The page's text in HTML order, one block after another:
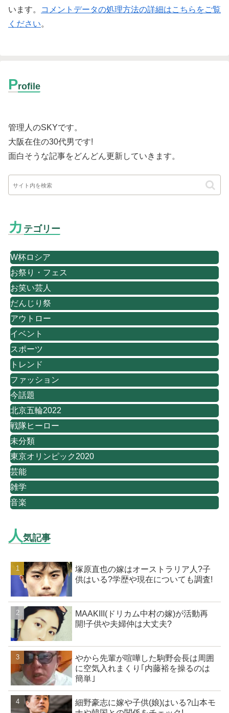
います。
コメントデータの処理方法の詳細はこちらをご覧
ください。
Profile
管理人のSKYです。
大阪在住の30代男です!
面白そうな記事をどんどん更新していきます。
カ テゴリー
W杯ロシア
お祭り・フェス
お笑い芸人
だんじり祭
アウトロー
イベント
スポーツ
トレンド
ファッション
今話題
北京五輪2022
戦隊ヒーロー
未分類
東京オリンピック2020
芸能
雑学
音楽
人気記事
塚原直也の嫁はオーストラリア人?子
供はいる?学歴や現在についても調査!
MAAKIII(ドリカム中村の嫁)が活動再
開!子供や夫婦仲は大丈夫?
やから先輩が喧嘩した駒野会長は周囲
に空気入れまくり｢内藤裕を操るのは
簡単｣
細野豪志に嫁や子供(娘)はいる?山本モ